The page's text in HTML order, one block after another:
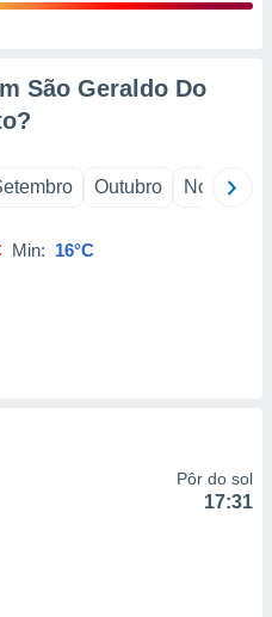
São Geraldo Do
?
Outubro Novembro
Min: 16°C
Pôr do sol
17:31